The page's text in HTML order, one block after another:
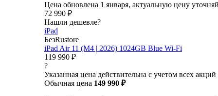
Цена обновлена 1 января, актуальную цену
72 990 ₽
Нашли дешевле?
iPad
БезRustore
iPad Air 11 (M4 | 2026) 1024GB Blue Wi-Fi
119 990 ₽
?
Указанная цена действительна с учетом всех акций
Обычная цена 149 990 ₽